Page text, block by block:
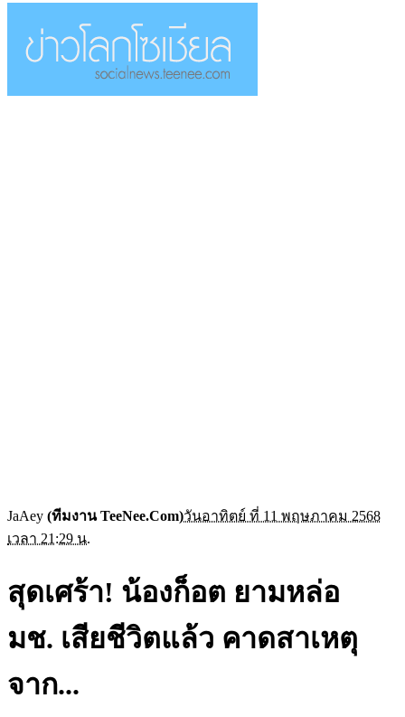
JaAey (ทีมงาน TeeNee.Com)วันอาทิตย์ ที่ 11 พฤษภาคม 2568
เวลา 21:29 น.
สุดเศร้า! น้องก็อต ยามหล่อ
มช. เสียชีวิตแล้ว คาดสาเหตุ
จาก...